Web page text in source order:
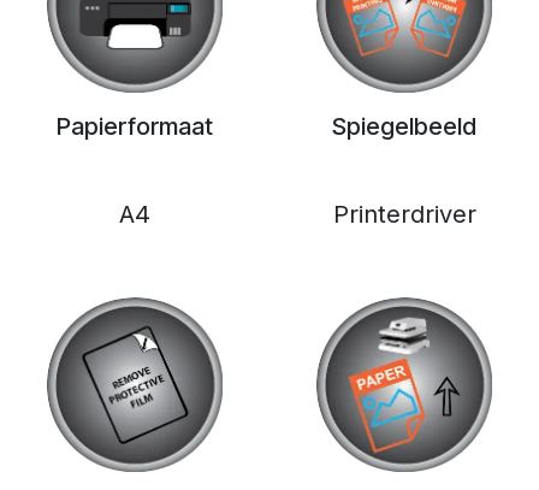
Papierformaat
A4
Spiegelbeeld
Printerdriver